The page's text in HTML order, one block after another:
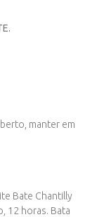
manter em
Bate Chantilly
12 horas. Bata